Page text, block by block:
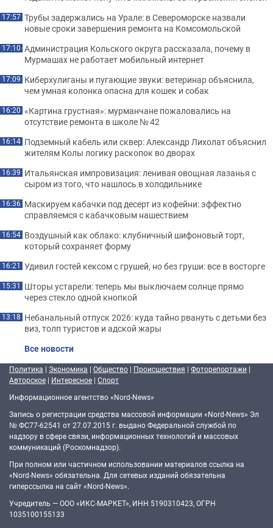
17:57 Трубы задержались на Урале: в Североморске назвали
новые сроки завершения ремонта на Комсомольской
17:10 Администрация Кольского округа рассказала, почему в
Мурмашах не работает мобильный интернет
17:09 Киберхулиганы и пугающие звуки: ветеринар объяснила,
чем умная колонка опасна для кошек и собак
16:20 «Картина грустная»: мурманчане пожаловались на
отсутствие ремонта в школе № 42
16:14 Подземный кабель или сквер: Александр Лихолат объяснил
жителям Колы логику раскопок во дворах
16:39 Итальянская импровизация: ленивая овощная лазанья с
сыром из того, что нашлось в холодильнике
16:36 Маскируем кабачки под десерт из кофейни: эффектно
справляемся с кабачковым нашествием
16:54 Воздушный как облако: клубничный шифоновый торт,
который сохраняет форму
16:21 Удивил гостей кексом с грушей, но без груши: все в восторге
15:31 Шторы устарели: теперь мы выключаем солнце прямо
через стекло одной кнопкой
13:18 Небанальный отпуск 2026: куда тайно рвануть с детьми без
виз, толп туристов и адской жары
Все новости
Политика | Экономика | Общество | Происшествия | Фоторепортажи |
Авторское | Интересное | Спорт
Информационное агентство «Nord-News»
Запись о регистрации средства массовой информации «Nord-News» Эл
№ ФС77-62541 от 27.07.2015 г. выдано Федеральной службой по
надзору в сфере связи, информационных технологий и массовых
коммуникаций (Роскомнадзор).
При полном или частичном использовании материалов ссылка на
«Nord-News» обязательна. Для сетевых изданий обязательна
гиперссылка на сайт «Nord-News».
Учредитель — ООО «ИКС-МАРКЕТ», ИНН 5190310423, ОГРН
1035100155133